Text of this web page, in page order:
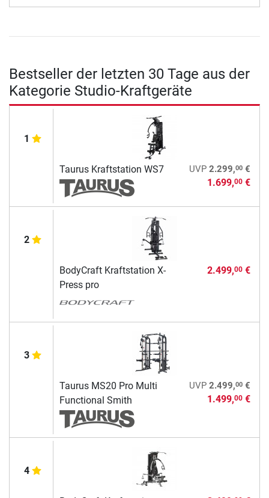
Bestseller der letzten 30 Tage aus der
Kategorie Studio-Kraftgeräte
1
Taurus Kraftstation WS7 UVP 2.299,00€
1.699,00€
2
BodyCraft Kraftstation X-
Press pro
2.499,00€
3
Taurus MS20 Pro Multi
Functional Smith
UVP 2.499,00€
1.499,00€
4